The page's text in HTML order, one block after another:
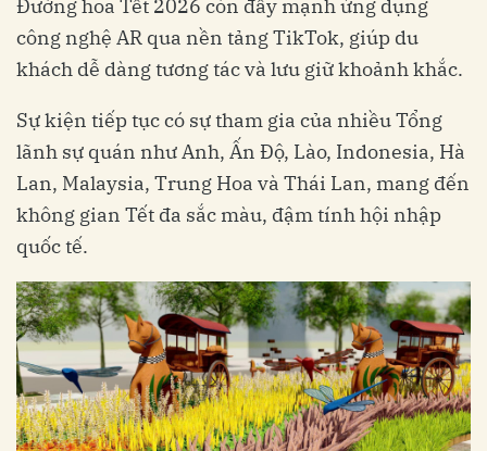
Đường hoa Tết 2026 còn đẩy mạnh ứng dụng
công nghệ AR qua nền tảng TikTok, giúp du
khách dễ dàng tương tác và lưu giữ khoảnh khắc.
Sự kiện tiếp tục có sự tham gia của nhiều Tổng
lãnh sự quán như Anh, Ấn Độ, Lào, Indonesia, Hà
Lan, Malaysia, Trung Hoa và Thái Lan, mang đến
không gian Tết đa sắc màu, đậm tính hội nhập
quốc tế.